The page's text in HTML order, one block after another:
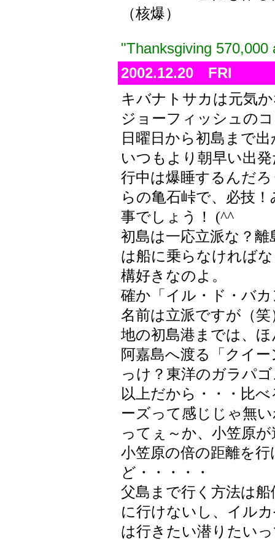
（核爆）
"Thanksgiving 570,000
2002.12.20 FRI
キバナトサカは元気
ジョーフィッシュの
日曜日から初島まで
いつもより朝早い出
行中は爆睡するんだ
らの亀石峠で、必技
事でしょう！ (^^
初島は一応立派な？
は船に乗らなければ
構好きなのよ。
確か「イル・ド・バ
名前は立派ですが（
地の初島港までは、
阿嘉島へ渡る「クイ
っけ？東洋のガラパ
以上だから・・・比
ーズって感じじゃ無
ってぇ～か、小笠原
小笠原の倍の距離を
ど・・・・・
父島まで行く方法は
に行けないし、イル
は行きたい潜りたい